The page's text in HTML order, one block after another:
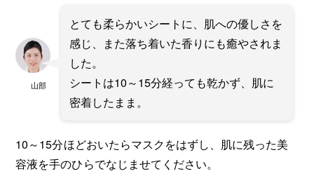
山部
とても柔らかいシートに、肌への優しさを
感じ、また落ち着いた香りにも癒やされま
した。
シートは10～15分経っても乾かず、肌に
密着したまま。
10～15分ほどおいたらマスクをはずし、肌に残った美
容液を手のひらでなじませてください。